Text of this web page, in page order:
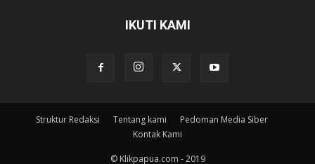
IKUTI KAMI
Struktur Redaksi Tentang kami
Pedoman Media Siber
Kontak Kami
© Klikpapua.com - 2019